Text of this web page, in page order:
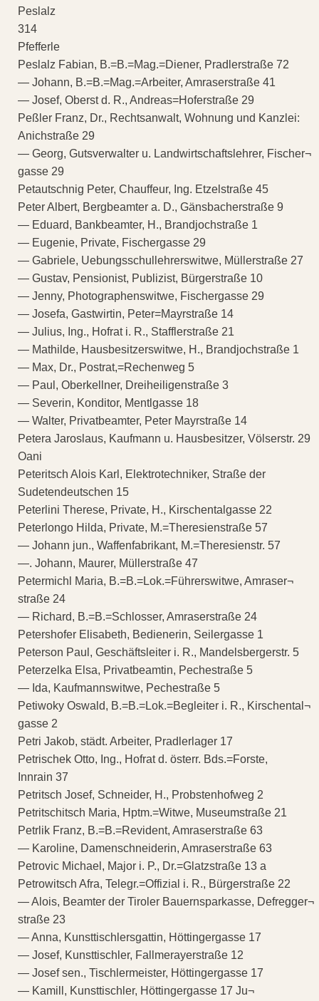
Peslalz
314
Pfefferle
Peslalz Fabian, B.=B.=Mag.=Diener, Pradlerstraße 72
— Johann, B.=B.=Mag.=Arbeiter, Amraserstraße 41
— Josef, Oberst d. R., Andreas=Hoferstraße 29
Peßler Franz, Dr., Rechtsanwalt, Wohnung und Kanzlei:
Anichstraße 29
— Georg, Gutsverwalter u. Landwirtschaftslehrer, Fischer¬
gasse 29
Petautschnig Peter, Chauffeur, Ing. Etzelstraße 45
Peter Albert, Bergbeamter a. D., Gänsbacherstraße 9
— Eduard, Bankbeamter, H., Brandjochstraße 1
— Eugenie, Private, Fischergasse 29
— Gabriele, Uebungsschullehrerswitwe, Müllerstraße 27
— Gustav, Pensionist, Publizist, Bürgerstraße 10
— Jenny, Photographenswitwe, Fischergasse 29
— Josefa, Gastwirtin, Peter=Mayrstraße 14
— Julius, Ing., Hofrat i. R., Stafflerstraße 21
— Mathilde, Hausbesitzerswitwe, H., Brandjochstraße 1
— Max, Dr., Postrat,=Rechenweg 5
— Paul, Oberkellner, Dreiheiligenstraße 3
— Severin, Konditor, Mentlgasse 18
— Walter, Privatbeamter, Peter Mayrstraße 14
Petera Jaroslaus, Kaufmann u. Hausbesitzer, Völserstr. 29
Oani
Peteritsch Alois Karl, Elektrotechniker, Straße der
Sudetendeutschen 15
Peterlini Therese, Private, H., Kirschentalgasse 22
Peterlongo Hilda, Private, M.=Theresienstraße 57
— Johann jun., Waffenfabrikant, M.=Theresienstr. 57
—. Johann, Maurer, Müllerstraße 47
Petermichl Maria, B.=B.=Lok.=Führerswitwe, Amraser¬
straße 24
— Richard, B.=B.=Schlosser, Amraserstraße 24
Petershofer Elisabeth, Bedienerin, Seilergasse 1
Peterson Paul, Geschäftsleiter i. R., Mandelsbergerstr. 5
Peterzelka Elsa, Privatbeamtin, Pechestraße 5
— Ida, Kaufmannswitwe, Pechestraße 5
Petiwoky Oswald, B.=B.=Lok.=Begleiter i. R., Kirschental¬
gasse 2
Petri Jakob, städt. Arbeiter, Pradlerlager 17
Petrischek Otto, Ing., Hofrat d. österr. Bds.=Forste,
Innrain 37
Petritsch Josef, Schneider, H., Probstenhofweg 2
Petritschitsch Maria, Hptm.=Witwe, Museumstraße 21
Petrlik Franz, B.=B.=Revident, Amraserstraße 63
— Karoline, Damenschneiderin, Amraserstraße 63
Petrovic Michael, Major i. P., Dr.=Glatzstraße 13 a
Petrowitsch Afra, Telegr.=Offizial i. R., Bürgerstraße 22
— Alois, Beamter der Tiroler Bauernsparkasse, Defregger¬
straße 23
— Anna, Kunsttischlersgattin, Höttingergasse 17
— Josef, Kunsttischler, Fallmerayerstraße 12
— Josef sen., Tischlermeister, Höttingergasse 17
— Kamill, Kunsttischler, Höttingergasse 17 Ju¬